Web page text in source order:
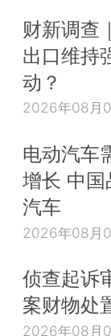
财新调查
出口维持
动？
2026年08月
电动汽车
增长 中国
汽车
2026年08月
侦查起诉
案财物处
2026年08月